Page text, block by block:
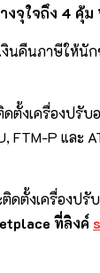
จุใจถึง 4 คุ้ม
คืนภาษีให้นั
ดตั้งเครื่องปรับ
FTM-P แล
ตั้งเครื่องปรั
ที่ลิงค์